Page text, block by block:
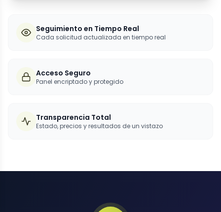
Seguimiento en Tiempo Real
Cada solicitud actualizada en tiempo real
Acceso Seguro
Panel encriptado y protegido
Transparencia Total
Estado, precios y resultados de un vistazo